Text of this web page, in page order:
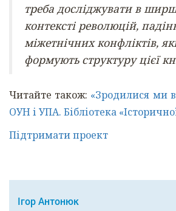
треба досліджувати в
контексті революцій,
міжетнічних конфліктів,
формують структуру цієї
Читайте також: «Зродилися ми
ОУН і УПА. Бібліотека
Підтримати проект
Ігор Антонюк